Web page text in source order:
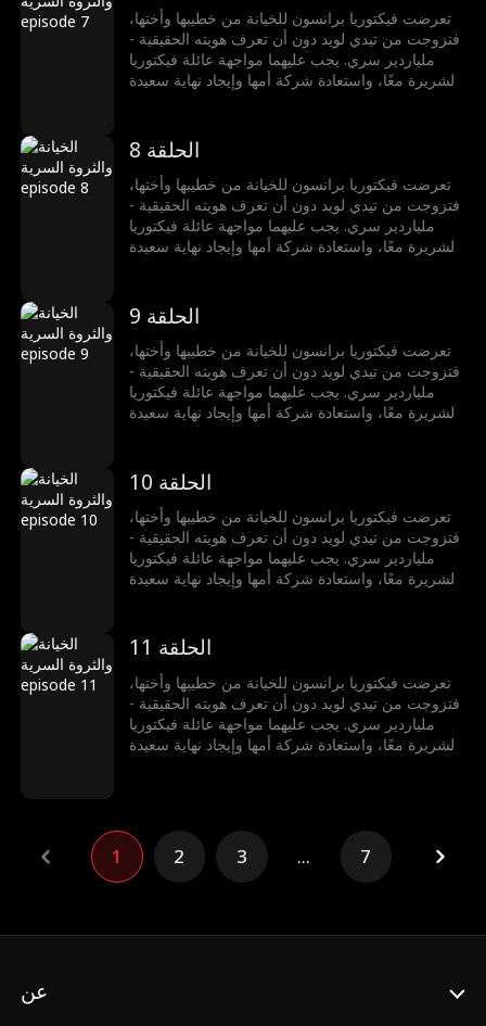
تعرضت فيكتوريا برانسون للخيانة من خطيبها وأختها،
فتزوجت من تيدي لويد دون أن تعرف هويته الحقيقية -
ملياردير سري. يجب عليهما مواجهة عائلة فيكتوريا
الشريرة معًا، واستعادة شركة أمها وإيجاد نهاية سعيدة
الحلقة 8
تعرضت فيكتوريا برانسون للخيانة من خطيبها وأختها،
فتزوجت من تيدي لويد دون أن تعرف هويته الحقيقية -
ملياردير سري. يجب عليهما مواجهة عائلة فيكتوريا
الشريرة معًا، واستعادة شركة أمها وإيجاد نهاية سعيدة
الحلقة 9
تعرضت فيكتوريا برانسون للخيانة من خطيبها وأختها،
فتزوجت من تيدي لويد دون أن تعرف هويته الحقيقية -
ملياردير سري. يجب عليهما مواجهة عائلة فيكتوريا
الشريرة معًا، واستعادة شركة أمها وإيجاد نهاية سعيدة
الحلقة 10
تعرضت فيكتوريا برانسون للخيانة من خطيبها وأختها،
فتزوجت من تيدي لويد دون أن تعرف هويته الحقيقية -
ملياردير سري. يجب عليهما مواجهة عائلة فيكتوريا
الشريرة معًا، واستعادة شركة أمها وإيجاد نهاية سعيدة
الحلقة 11
تعرضت فيكتوريا برانسون للخيانة من خطيبها وأختها،
فتزوجت من تيدي لويد دون أن تعرف هويته الحقيقية -
ملياردير سري. يجب عليهما مواجهة عائلة فيكتوريا
الشريرة معًا، واستعادة شركة أمها وإيجاد نهاية سعيدة
1 2 3 ... 7
عن